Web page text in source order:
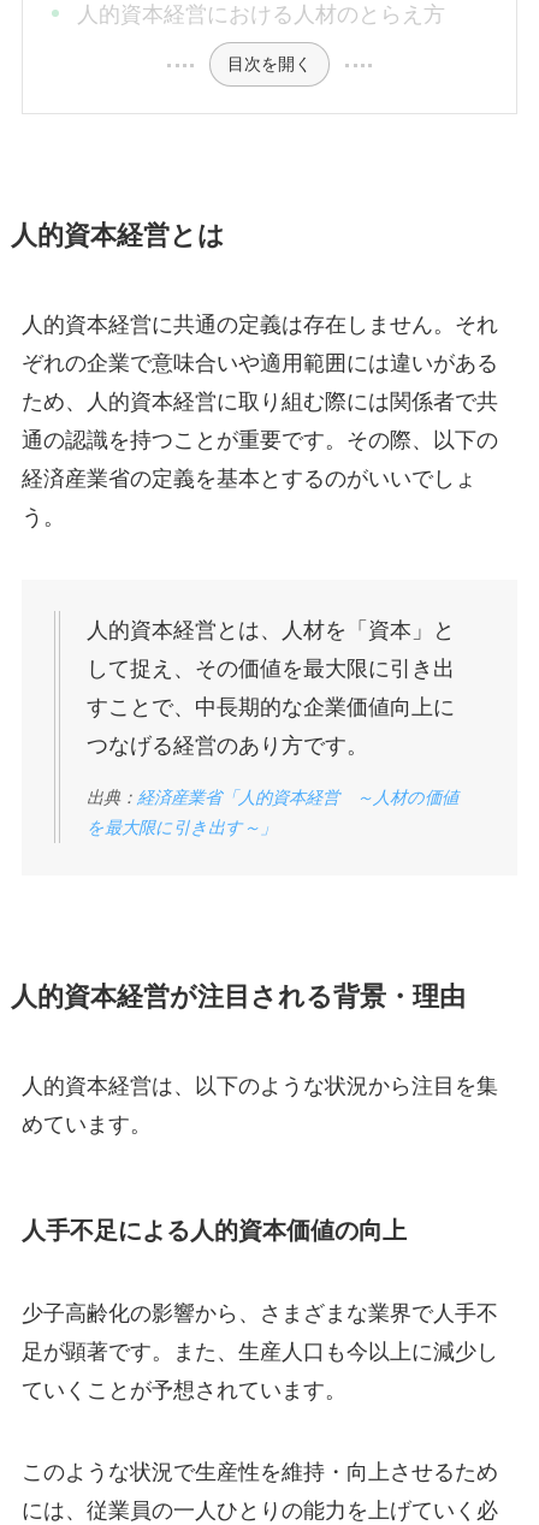
人的資本経営における人材のとらえ方
目次を開く
人的資本経営とは
人的資本経営に共通の定義は存在しません。それ
ぞれの企業で意味合いや適用範囲には違いがある
ため、人的資本経営に取り組む際には関係者で共
通の認識を持つことが重要です。その際、以下の
経済産業省の定義を基本とするのがいいでしょ
う。
人的資本経営とは、人材を「資本」と
して捉え、その価値を最大限に引き出
すことで、中長期的な企業価値向上に
つなげる経営のあり方です。
出典： 経済産業省「人的資本経営 ～人材の価値
を最大限に引き出す～」
人的資本経営が注目される背景・理由
人的資本経営は、以下のような状況から注目を集
めています。
人手不足による人的資本価値の向上
少子高齢化の影響から、さまざまな業界で人手不
足が顕著です。また、生産人口も今以上に減少し
ていくことが予想されています。
このような状況で生産性を維持・向上させるため
には、従業員の一人ひとりの能力を上げていく必